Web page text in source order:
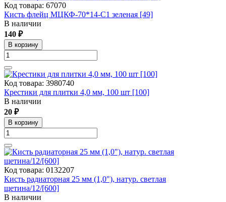
Код товара: 67070
Кисть флейц МЦКФ-70*14-C1 зеленая [49]
В наличии
140 ₽
В корзину
Код товара: 3980740
Крестики для плитки 4,0 мм, 100 шт [100]
В наличии
20 ₽
В корзину
Код товара: 0132207
Кисть радиаторная 25 мм (1,0"), натур. светлая
щетина/12/[600]
В наличии